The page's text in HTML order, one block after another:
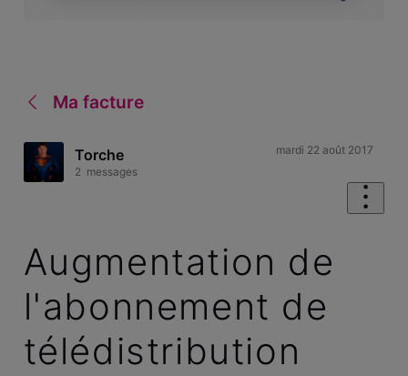
Ma facture
Torche
2 messages
mardi 22 août 2017
Augmentation de
l'abonnement de
télédistribution